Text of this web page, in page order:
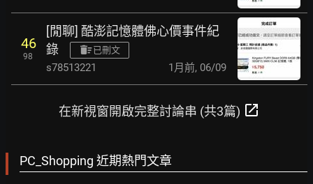
46
98
[閒聊] 酷澎記憶體佛心價事件紀
錄
已刪文
s78513221 1月前, 06/09
在新視窗開啟完整討論串 (共3篇) open_in_new
PC_Shopping 近期熱門文章